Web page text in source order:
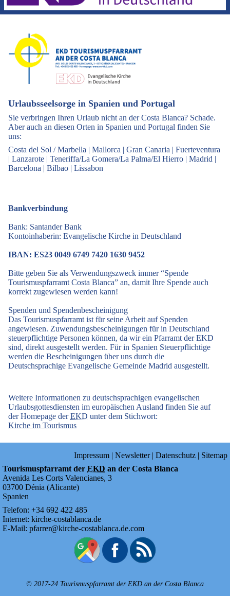
Urlaubsseelsorge in Spanien und Portugal
Sie verbringen Ihren Urlaub nicht an der Costa Blanca? Schade.
Aber auch an diesen Orten in Spanien und Portugal finden Sie
uns:
Costa del Sol / Marbella | Mallorca | Gran Canaria | Fuerteventura
| Lanzarote | Teneriffa/La Gomera/La Palma/El Hierro | Madrid |
Barcelona | Bilbao | Lissabon
Bankverbindung
Bank: Santander Bank
Kontoinhaberin: Evangelische Kirche in Deutschland
IBAN: ES23 0049 6749 7420 1630 9452
Bitte geben Sie als Verwendungszweck immer “Spende
Tourismuspfarramt Costa Blanca” an, damit Ihre Spende auch
korrekt zugewiesen werden kann!
Spenden und Spendenbescheinigung
Das Tourismuspfarramt ist für seine Arbeit auf Spenden
angewiesen. Zuwendungsbescheinigungen für in Deutschland
steuerpflichtige Personen können, da wir ein Pfarramt der EKD
sind, direkt ausgestellt werden. Für in Spanien Steuerpflichtige
werden die Bescheinigungen über uns durch die
Deutschsprachige Evangelische Gemeinde Madrid ausgestellt.
Weitere Informationen zu deutschsprachigen evangelischen
Urlaubsgottesdiensten im europäischen Ausland finden Sie auf
der Homepage derEKD unter dem Stichwort:
Kirche im Tourismus
Impressum | Newsletter| Datenschutz | Sitemap
Tourismuspfarramt der EKD an der Costa Blanca
Avenida Les Corts Valencianes, 3
03700 Dénia (Alicante)
Spanien
Telefon: +34 692 422 485
Internet: kirche-costablanca.de
E-Mail: pfarrer@kirche-costablanca.de.com
© 2017-24 Tourismuspfarramt derEKD an der Costa Blanca